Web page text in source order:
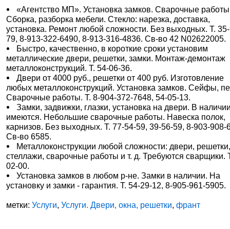
«Агентство МП». Установка замков. Сварочные
Сборка, разборка мебели. Стекло: нарезка, доставка,
установка. Ремонт любой сложности. Без выходных. Т.
79, 8-913-322-6490, 8-913-316-4836. Св-во 42 N02622005.
Быстро, качественно, в короткие сроки установим
металлические двери, решетки, замки. Монтаж-демонтаж
металлоконструкций. Т. 54-06-36.
Двери от 4000 руб., решетки от 400 руб. Изготовление
любых металлоконструкций. Установка замков. Сейфы,
Сварочные работы. Т. 8-904-372-7648, 54-05-13.
Замки, задвижки, глазки, установка на двери. В
имеются. Небольшие сварочные работы. Навеска полок,
карнизов. Без выходных. Т. 77-54-59, 39-56-59, 8-903-908-
Св-во 6585.
Металлоконструкции любой сложности: двери,
стеллажи, сварочные работы и т. д. Требуются сварщики.
02-00.
Установка замков в любом р-не. Замки в наличии. На
установку и замки - гарантия. Т. 54-29-12, 8-905-961-5905.
метки:Услуги,Услуги. Двери, окна, решетки,франт